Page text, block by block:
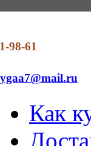
98-61
Как